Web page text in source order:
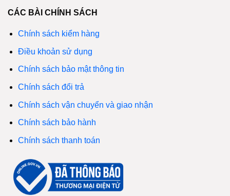
CÁC BÀI CHÍNH SÁCH
Chính sách kiểm hàng
Điều khoản sử dụng
Chính sách bảo mật thông tin
Chính sách đổi trả
Chính sách vận chuyển và giao nhận
Chính sách bảo hành
Chính sách thanh toán